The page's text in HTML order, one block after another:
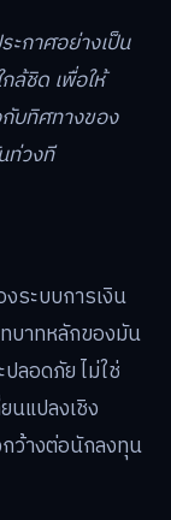
กาศอย่างเป็น
ล้ชิด เพื่อให้
บทิศทางของ
ท่วงที
ระบบการเงิน
บาทหลักของมัน
ลอดภัย ไม่ใช่
นแปลงเชิง
ว้างต่อนักลงทุน